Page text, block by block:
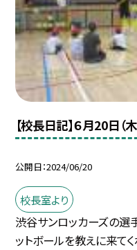
【校長日記】６月20日（
公開日 2024/06/20
校長室より
渋谷サンロッカーズの
ットボールを教えに来て